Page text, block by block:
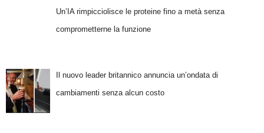
Un’IA rimpicciolisce le proteine fino a metà senza
comprometterne la funzione
Il nuovo leader britannico annuncia un’ondata di
cambiamenti senza alcun costo